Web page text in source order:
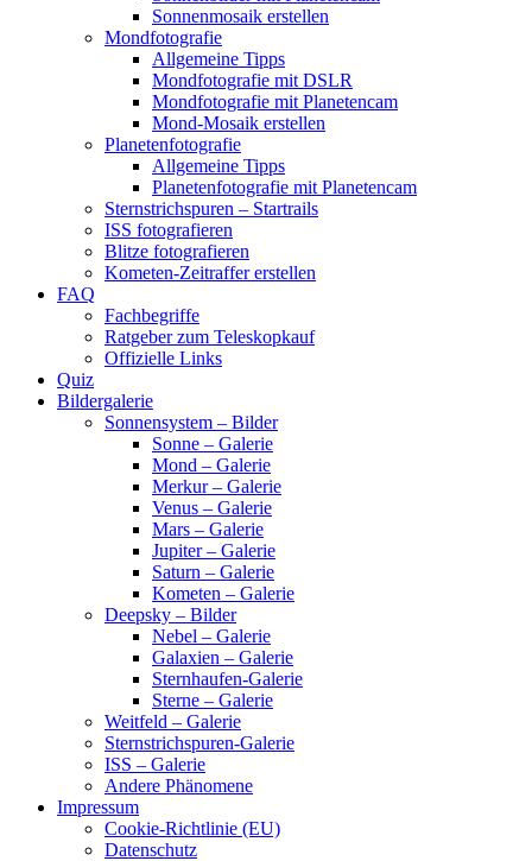
Sonnenmosaik erstellen
Mondfotografie
Allgemeine Tipps
Mondfotografie mit DSLR
Mondfotografie mit Planetencam
Mond-Mosaik erstellen
Planetenfotografie
Allgemeine Tipps
Planetenfotografie mit Planetencam
Sternstrichspuren – Startrails
ISS fotografieren
Blitze fotografieren
Kometen-Zeitraffer erstellen
FAQ
Fachbegriffe
Ratgeber zum Teleskopkauf
Offizielle Links
Quiz
Bildergalerie
Sonnensystem – Bilder
Sonne – Galerie
Mond – Galerie
Merkur – Galerie
Venus – Galerie
Mars – Galerie
Jupiter – Galerie
Saturn – Galerie
Kometen – Galerie
Deepsky – Bilder
Nebel – Galerie
Galaxien – Galerie
Sternhaufen-Galerie
Sterne – Galerie
Weitfeld – Galerie
Sternstrichspuren-Galerie
ISS – Galerie
Andere Phänomene
Impressum
Cookie-Richtlinie (EU)
Datenschutz